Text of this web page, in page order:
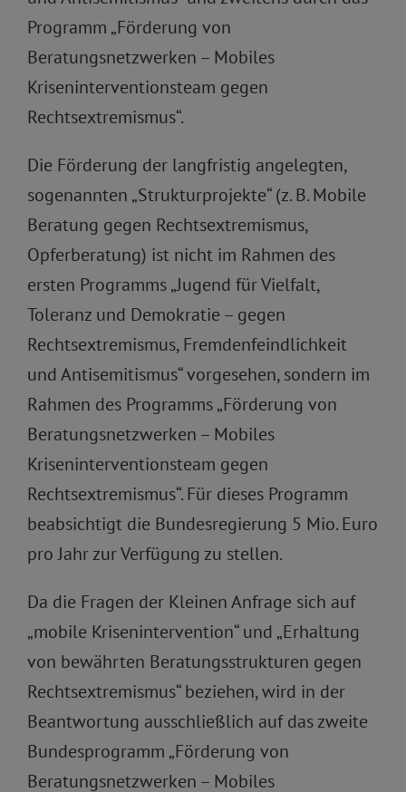
Programm „Förderung von
Beratungsnetzwerken – Mobiles
Kriseninterventionsteam gegen
Rechtsextremismus“.
Die Förderung der langfristig angelegten,
sogenannten „Strukturprojekte“ (z. B. Mobile
Beratung gegen Rechtsextremismus,
Opferberatung) ist nicht im Rahmen des
ersten Programms „Jugend für Vielfalt,
Toleranz und Demokratie – gegen
Rechtsextremismus, Fremdenfeindlichkeit
und Antisemitismus“ vorgesehen, sondern im
Rahmen des Programms „Förderung von
Beratungsnetzwerken – Mobiles
Kriseninterventionsteam gegen
Rechtsextremismus“. Für dieses Programm
beabsichtigt die Bundesregierung 5 Mio. Euro
pro Jahr zur Verfügung zu stellen.
Da die Fragen der Kleinen Anfrage sich auf
„mobile Krisenintervention“ und „Erhaltung
von bewährten Beratungsstrukturen gegen
Rechtsextremismus“ beziehen, wird in der
Beantwortung ausschließlich auf das zweite
Bundesprogramm „Förderung von
Beratungsnetzwerken – Mobiles